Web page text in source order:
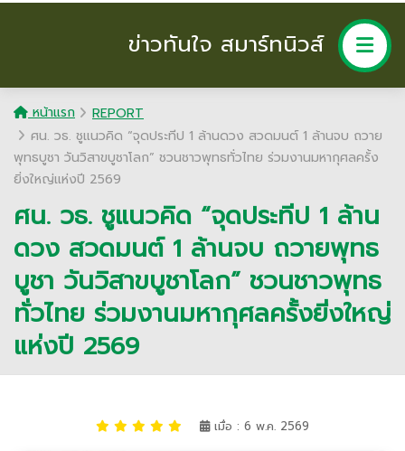
ข่าวทันใจ สมาร์ทนิวส์
หน้าแรก
REPORT
ศน. วธ. ชูแนวคิด “จุดประทีป 1 ล้านดวง สวดมนต์ 1 ล้านจบ ถวาย
พุทธบูชา วันวิสาขบูชาโลก” ชวนชาวพุทธทั่วไทย ร่วมงานมหากุศลครั้ง
ยิ่งใหญ่แห่งปี 2569
ศน. วธ. ชูแนวคิด “จุดประทีป 1 ล้าน
ดวง สวดมนต์ 1 ล้านจบ ถวายพุทธ
บูชา วันวิสาขบูชาโลก” ชวนชาวพุทธ
ทั่วไทย ร่วมงานมหากุศลครั้งยิ่งใหญ่
แห่งปี 2569
เมื่อ : 6 พ.ค. 2569